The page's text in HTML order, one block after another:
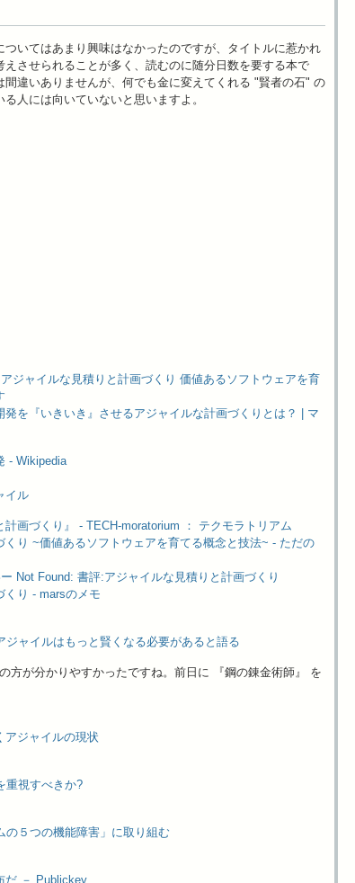
ついてはあまり興味はなかったのですが、タイトルに惹かれ
させられることが多く、読むのに随分日数を要する本で
違いありませんが、何でも金に変えてくれる "賢者の石" の
人には向いていないと思いますよ。
ジャイルな見積りと計画づくり 価値あるソフトウェアを育
発を『いきいき』させるアジャイルな計画づくりとは？ | マ
- Wikipedia
イル
画づくり』 - TECH-moratorium ： テクモラトリアム
くり ~価値あるソフトウェアを育てる概念と技法~ - ただの
Not Found: 書評:アジャイルな見積りと計画づくり
くり - marsのメモ
ジャイルはもっと賢くなる必要があると語る
方が分かりやすかったですね。前日に 『鋼の錬金術師』 を
アジャイルの現状
重視すべきか?
の５つの機能障害」に取り組む
だ － Publickey